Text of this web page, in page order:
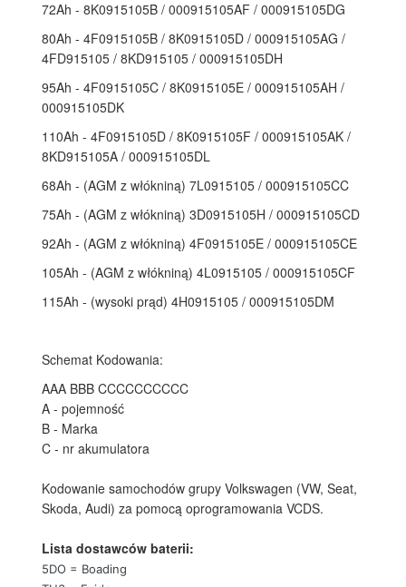
72Ah - 8K0915105B / 000915105AF / 000915105DG
80Ah - 4F0915105B / 8K0915105D / 000915105AG /
4FD915105 / 8KD915105 / 000915105DH
95Ah - 4F0915105C / 8K0915105E / 000915105AH /
000915105DK
110Ah - 4F0915105D / 8K0915105F / 000915105AK /
8KD915105A / 000915105DL
68Ah - (AGM z włókniną) 7L0915105 / 000915105CC
75Ah - (AGM z włókniną) 3D0915105H / 000915105CD
92Ah - (AGM z włókniną) 4F0915105E / 000915105CE
105Ah - (AGM z włókniną) 4L0915105 / 000915105CF
115Ah - (wysoki prąd) 4H0915105 / 000915105DM
Schemat Kodowania:
AAA BBB CCCCCCCCCC
A - pojemność
B - Marka
C - nr akumulatora
Kodowanie samochodów grupy Volkswagen (VW, Seat,
Skoda, Audi) za pomocą oprogramowania VCDS.
Lista dostawców baterii:
5DO = Boading